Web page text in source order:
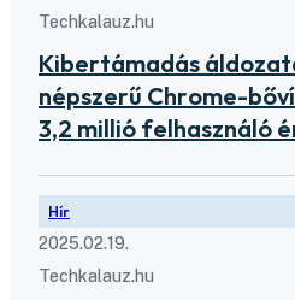
Techkalauz.hu
Kibertámadás
népszerű Chrome-
3,2 millió felhasználó
Hír
2025.02.19.
Techkalauz.hu